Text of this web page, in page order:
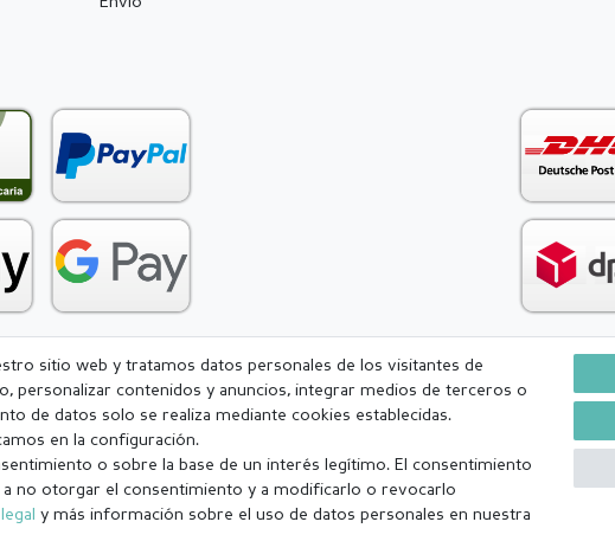
Condiciones generales (CGC) Derecho de rescisión Withdraw
día (lunes-viernes excepto festivos) Excluída la mercancía personalizada
sitio web y tratamos datos personales de los visitantes de
personalizar contenidos y anuncios, integrar medios de terceros o
de datos solo se realiza mediante cookies establecidas.
en la configuración.
o sobre la base de un interés legítimo. El consentimiento
no otorgar el consentimiento y a modificarlo o revocarlo
y más información sobre el uso de datos personales en nuestra